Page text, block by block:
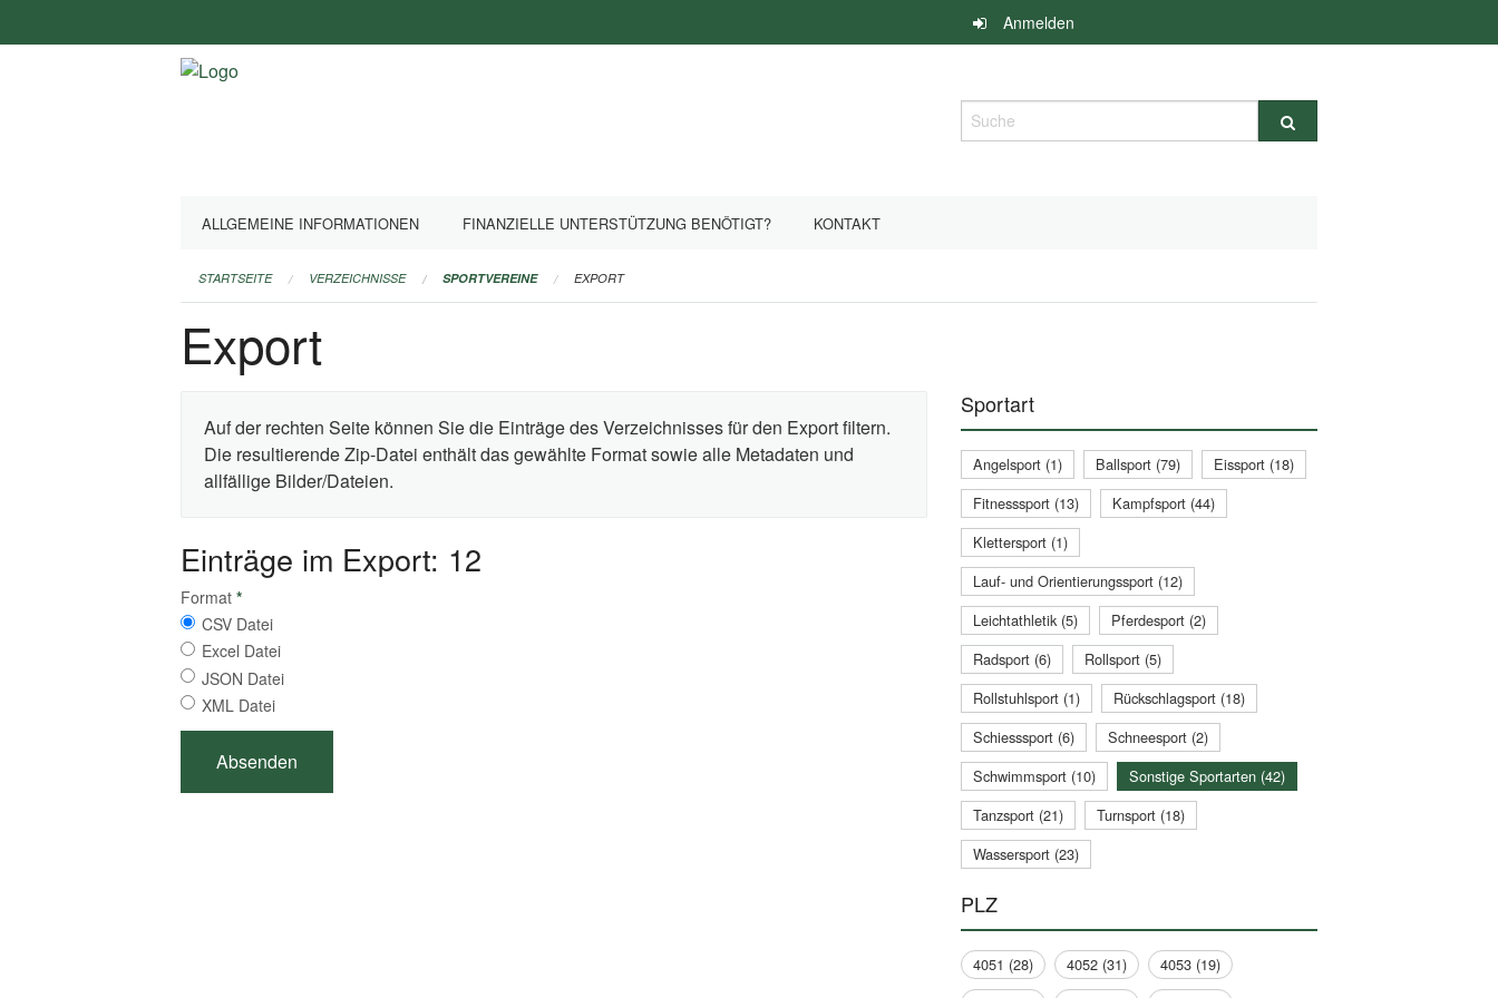
überspringen
Anmelden
Suche
ALLGEMEINE INFORMATIONEN FINANZIELLE UNTERSTÜTZUNG BENÖTIGT? KONTAKT
STARTSEITE VERZEICHNISSE SPORTVEREINE EXPORT
Export
Auf der rechten Seite können Sie die Einträge des Verzeichnisses für den Export filtern.
Die resultierende Zip-Datei enthält das gewählte Format sowie alle Metadaten und
allfällige Bilder/Dateien.
Einträge im Export: 12
Format *
CSV Datei
Excel Datei
JSON Datei
XML Datei
Sportart
Angelsport (1) Ballsport (79)
Eissport (18)
Fitnesssport (13)
Kampfsport (44)
Klettersport (1)
Lauf- und Orientierungssport (12)
Leichtathletik (5)
Pferdesport (2)
Radsport (6)
Rollsport (5)
Rollstuhlsport (1)
Rückschlagsport (18)
Schiesssport (6)
Schneesport (2)
Schwimmsport (10)
Sonstige Sportarten (42)
Tanzsport (21)
Turnsport (18)
Wassersport (23)
PLZ
4051 (28) 4052 (31)
4053 (19)